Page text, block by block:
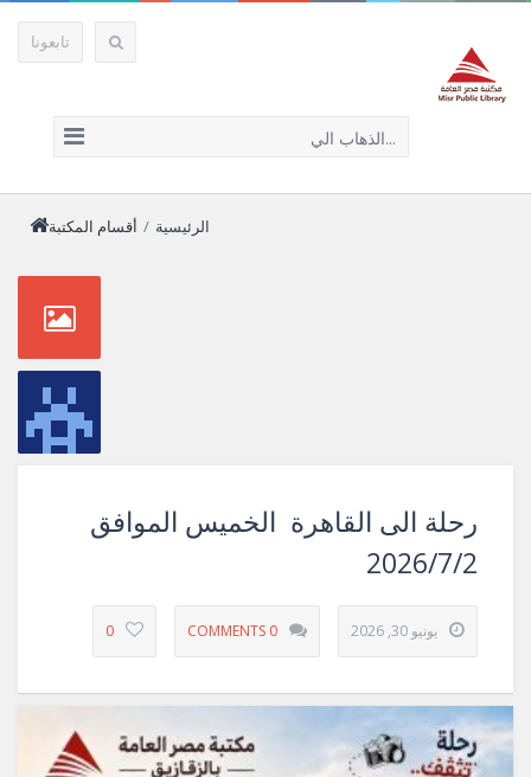
تابعونا
الذهاب الي...
الرئيسية / أقسام المكتبة
رحلة الى القاهرة الخميس الموافق
2026/7/2
يونيو 30, 2026 0 COMMENTS
0